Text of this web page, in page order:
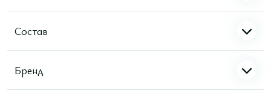
Состав
Бренд